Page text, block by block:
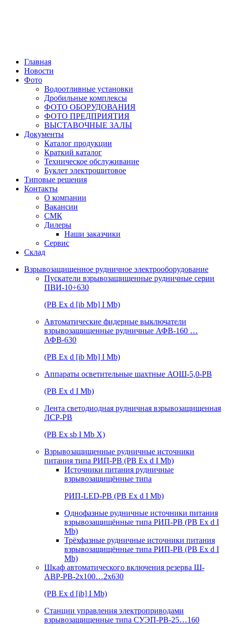
Главная
Новости
Фото
Водоотливные установки
Дробильные комплексы
ФОТО ОБОРУДОВАНИЯ
ФОТО ПРЕДПРИЯТИЯ
ВЫСТАВОЧНЫЕ ЗАЛЫ
Документы
Каталог продукции
Краткий каталог
Техническое обслуживание
Буклет электрощитовое
Типовые решения
Контакты
О компании
Вакансии
СМК
Дилеры
Наши заказчики
Сервис
Склад
Взрывозащищенное рудничное электрооборудование
Пускатели взрывозащищенные рудничные серии
ПВИ-10÷630
(РВ Ex d [ib Mb] I Mb)
Автоматические фидерные выключатели
взрывозащищенные рудничные АФВ-160 …
АФВ-630
(РВ Ex d [ib Mb] I Mb)
Аппараты осветительные шахтные АОШ-5,0-РВ
(РВ Ex d I Mb)
Лента светодиодная рудничная взрывозащищенная
ЛСР-РВ
(РВ Ex sb I Mb Х)
Взрывозащищенные рудничные источники
питания типа РИП-РВ (РВ Ex d I Mb)
Источники питания рудничные
взрывозащищённые типа
РИП-LED-РВ (РВ Ex d I Mb)
Однофазные рудничные источники питания
взрывозащищённые типа РИП-РВ (РВ Ex d I
Mb)
Трёхфазные рудничные источники питания
взрывозащищённые типа РИП-РВ (РВ Ex d I
Mb)
Шкаф автоматического включения резерва Ш-
АВР-РВ-2х100…2х630
(РВ Ex d [ib] I Mb)
Станции управления электроприводами
взрывозащищенные типа СУЭП-РВ-25…160